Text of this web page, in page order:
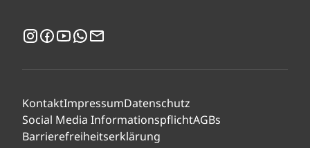
Instagram
Facebook
YouTubeWhatsApp
KontaktImpressumDatenschutz
Social Media InformationspflichtAGBs
Barrierefreiheitserklärung